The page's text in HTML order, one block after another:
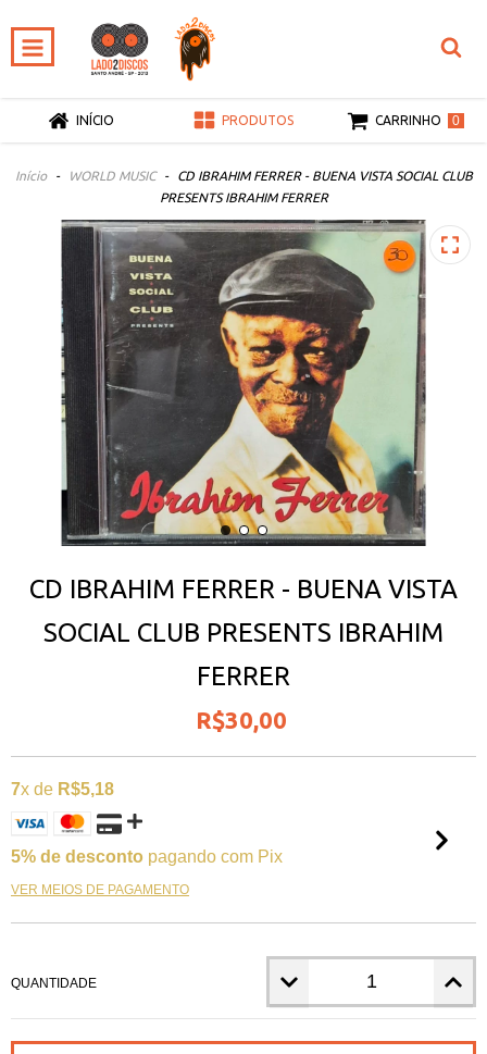
INÍCIO PRODUTOS CARRINHO 0
Início - WORLD MUSIC -
CD IBRAHIM FERRER - BUENA VISTA SOCIAL CLUB
PRESENTS IBRAHIM FERRER
CD IBRAHIM FERRER - BUENA VISTA
SOCIAL CLUB PRESENTS IBRAHIM
FERRER
R$30,00
7x de R$5,18
5% de desconto pagando com Pix
VER MEIOS DE PAGAMENTO
QUANTIDADE